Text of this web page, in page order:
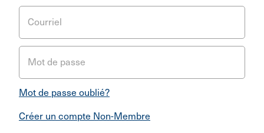
Courriel
Mot de passe
Mot de passe oublié?
Créer un compte Non-Membre